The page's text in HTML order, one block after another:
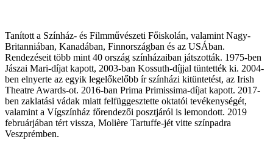
Tanított a Színház- és Filmművészeti Főiskolán, valamint Nagy-
Britanniában, Kanadában, Finnországban és az USÁban.
Rendezéseit több mint 40 ország színházaiban játszották. 1975-ben
Jászai Mari-díjat kapott, 2003-ban Kossuth-díjjal tüntették ki. 2004-
ben elnyerte az egyik legelőkelőbb ír színházi kitüntetést, az Irish
Theatre Awards-ot. 2016-ban Prima Primissima-díjat kapott. 2017-
ben zaklatási vádak miatt felfüggesztette oktatói tevékenységét,
valamint a Vígszínház főrendezői posztjáról is lemondott. 2019
februárjában tért vissza, Molière Tartuffe-jét vitte színpadra
Veszprémben.